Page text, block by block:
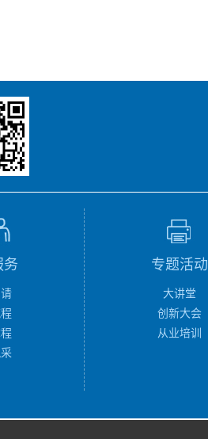
务 专题活动
大讲堂
创新大会
从业培训